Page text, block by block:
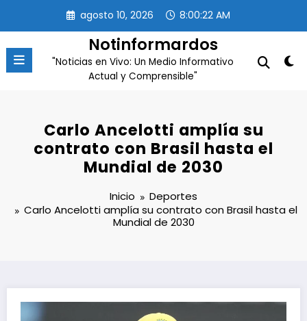
contenido
agosto 10, 2026 8:00:22 AM
Notinformardos
"Noticias en Vivo: Un Medio Informativo
Actual y Comprensible"
Carlo Ancelotti amplía su
contrato con Brasil hasta el
Mundial de 2030
Inicio
Deportes
Carlo Ancelotti amplía su contrato con Brasil hasta el
Mundial de 2030